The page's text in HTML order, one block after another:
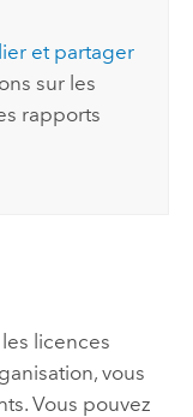
et partager
sur les
rapports
licences
vous
. Vous pouvez